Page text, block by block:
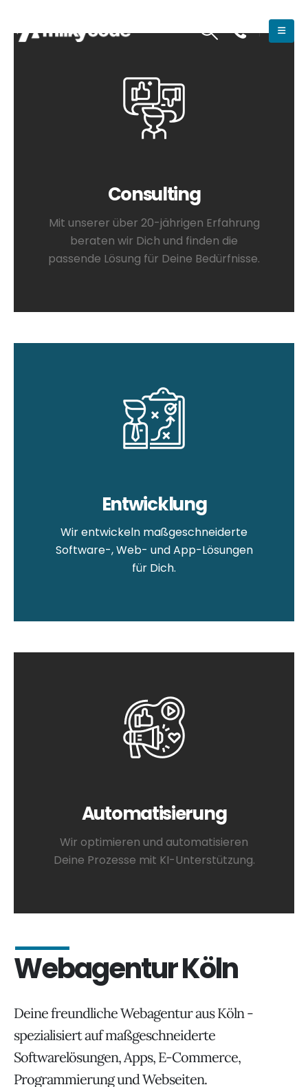
Consulting
Mit unserer über 20-jährigen Erfahrung
beraten wir Dich und finden die
passende Lösung für Deine Bedürfnisse.
Entwicklung
Wir entwickeln maßgeschneiderte
Software-, Web- und App-Lösungen
für Dich.
Automatisierung
Wir optimieren und automatisieren
Deine Prozesse mit KI-Unterstützung.
Webagentur Köln
Deine freundliche Webagentur aus Köln -
spezialisiert auf maßgeschneiderte
Softwarelösungen, Apps, E-Commerce,
Programmierung und Webseiten.